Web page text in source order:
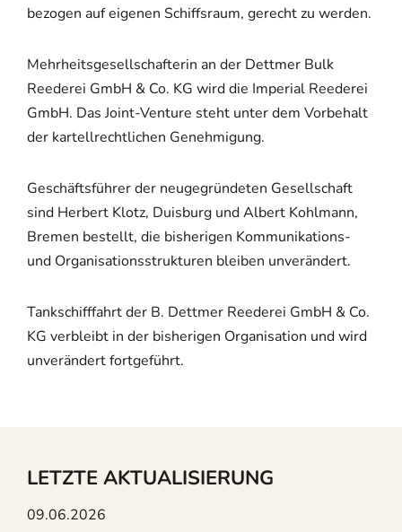
bezogen auf eigenen Schiffsraum, gerecht zu werden.
Mehrheitsgesellschafterin an der Dettmer Bulk
Reederei GmbH & Co. KG wird die Imperial Reederei
GmbH. Das Joint-Venture steht unter dem Vorbehalt
der kartellrechtlichen Genehmigung.
Geschäftsführer der neugegründeten Gesellschaft
sind Herbert Klotz, Duisburg und Albert Kohlmann,
Bremen bestellt, die bisherigen Kommunikations-
und Organisationsstrukturen bleiben unverändert.
Tankschifffahrt der B. Dettmer Reederei GmbH & Co.
KG verbleibt in der bisherigen Organisation und wird
unverändert fortgeführt.
LETZTE AKTUALISIERUNG
09.06.2026